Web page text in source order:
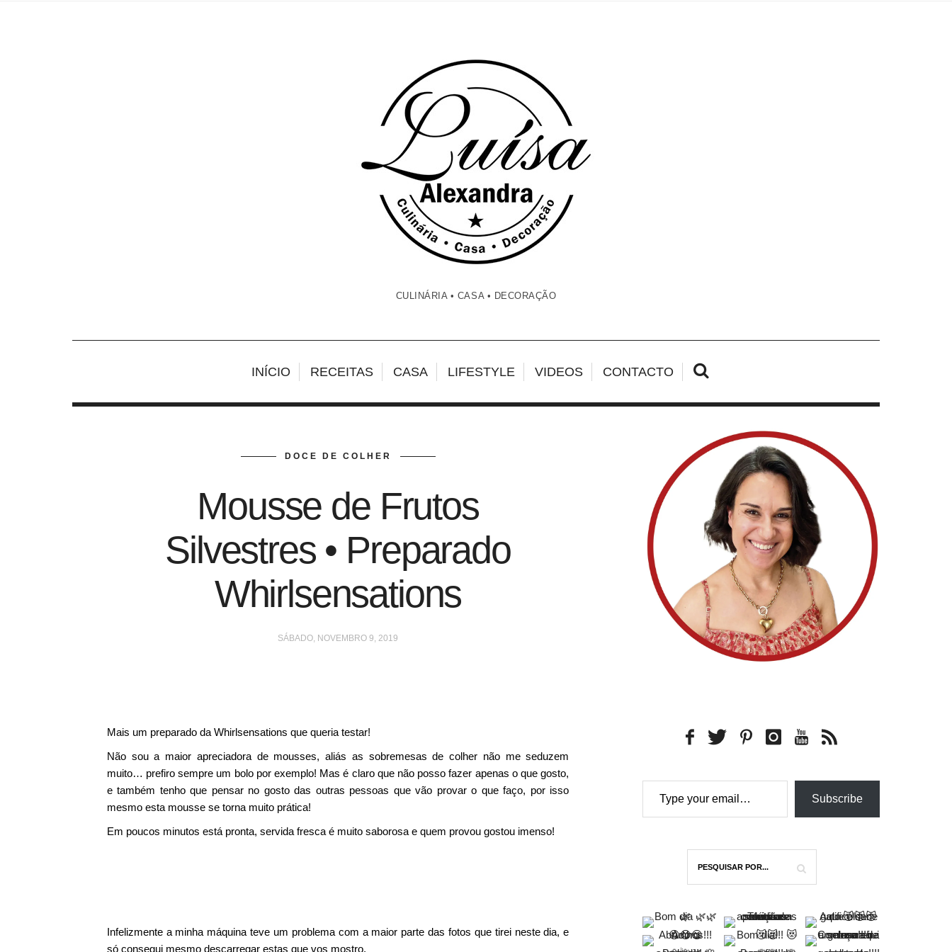
CULINÁRIA • CASA • DECORAÇÃO
INÍCIO RECEITAS CASA LIFESTYLE VIDEOS CONTACTO
DOCE DE COLHER
Mousse de Frutos
Silvestres • Preparado
Whirlsensations
SÁBADO, NOVEMBRO 9, 2019
Mais um preparado da Whirlsensations que queria testar!
Não sou a maior apreciadora de mousses, aliás as sobremesas de colher não me seduzem
muito… prefiro sempre um bolo por exemplo! Mas é claro que não posso fazer apenas o que gosto,
e também tenho que pensar no gosto das outras pessoas que vão provar o que faço, por isso
mesmo esta mousse se torna muito prática!
Em poucos minutos está pronta, servida fresca é muito saborosa e quem provou gostou imenso!
Infelizmente a minha máquina teve um problema com a maior parte das fotos que tirei neste dia, e
só consegui mesmo descarregar estas que vos mostro.
Type your email…
Subscribe